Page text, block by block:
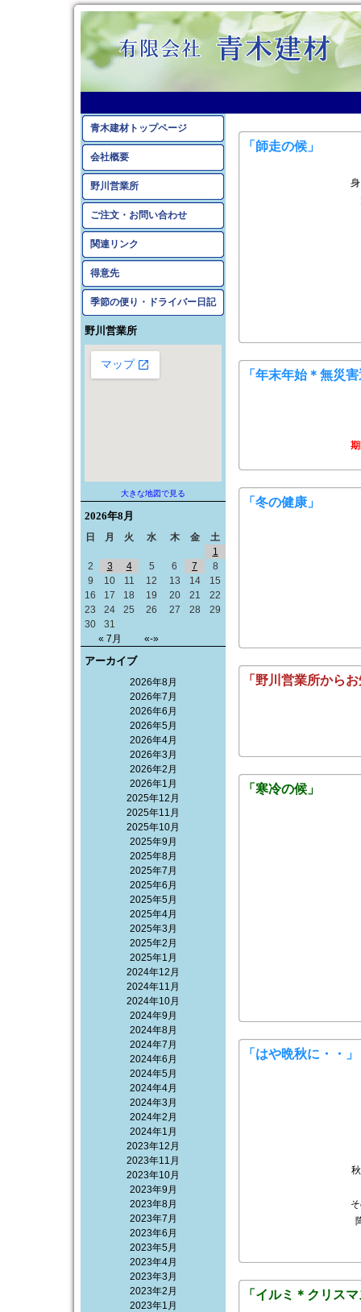
青木建材トップページ
会社概要
野川営業所
ご注文・お問い合わせ
関連リンク
得意先
季節の便り・ドライバー日記
野川営業所
大きな地図で見る
2026年8月
日 月 火 水 木 金 土
« 7月 «-»
1
2
3 4 5 6 7
8
9
10 11 12 13 14
15
16
17 18 19 20 21
22
23
24 25 26 27 28
29
30
31
アーカイブ
2026年8月
2026年7月
2026年6月
2026年5月
2026年4月
2026年3月
2026年2月
2026年1月
2025年12月
2025年11月
2025年10月
2025年9月
2025年8月
2025年7月
2025年6月
2025年5月
2025年4月
2025年3月
2025年2月
2025年1月
2024年12月
2024年11月
2024年10月
2024年9月
2024年8月
2024年7月
2024年6月
2024年5月
2024年4月
2024年3月
2024年2月
2024年1月
2023年12月
2023年11月
2023年10月
2023年9月
2023年8月
2023年7月
2023年6月
2023年5月
2023年4月
2023年3月
2023年2月
2023年1月
「師走の候」
「年末年始＊無災
「冬の健康」
「野川営業所から
「寒冷の候」
「はや晩秋に・・」
「イルミ＊クリス